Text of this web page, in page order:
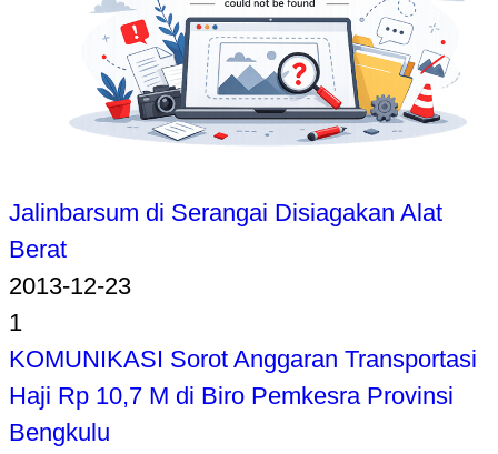
Jalinbarsum di Serangai Disiagakan Alat
Berat
2013-12-23
1
KOMUNIKASI Sorot Anggaran Transportasi
Haji Rp 10,7 M di Biro Pemkesra Provinsi
Bengkulu